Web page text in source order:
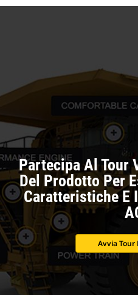
Partecipa Al Tour
Del Prodotto Per
Caratteristiche E
Avvia Tour